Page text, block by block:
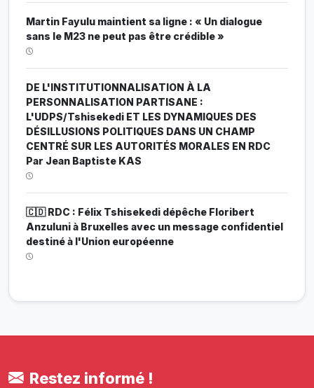
Martin Fayulu maintient sa ligne : « Un dialogue
sans le M23 ne peut pas être crédible »
DE L'INSTITUTIONNALISATION À LA
PERSONNALISATION PARTISANE :
L'UDPS/Tshisekedi ET LES DYNAMIQUES DES
DÉSILLUSIONS POLITIQUES DANS UN CHAMP
CENTRÉ SUR LES AUTORITÉS MORALES EN RDC
Par Jean Baptiste KAS
🇨🇩 RDC : Félix Tshisekedi dépêche Floribert
Anzuluni à Bruxelles avec un message confidentiel
destiné à l'Union européenne
Restez informé !